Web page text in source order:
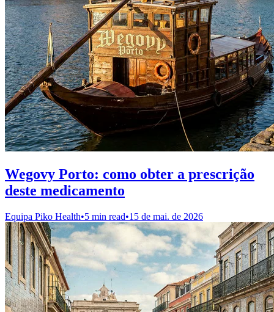
Wegovy Porto: como obter a prescrição
deste medicamento
Equipa Piko Health•5 min read•15 de mai. de 2026